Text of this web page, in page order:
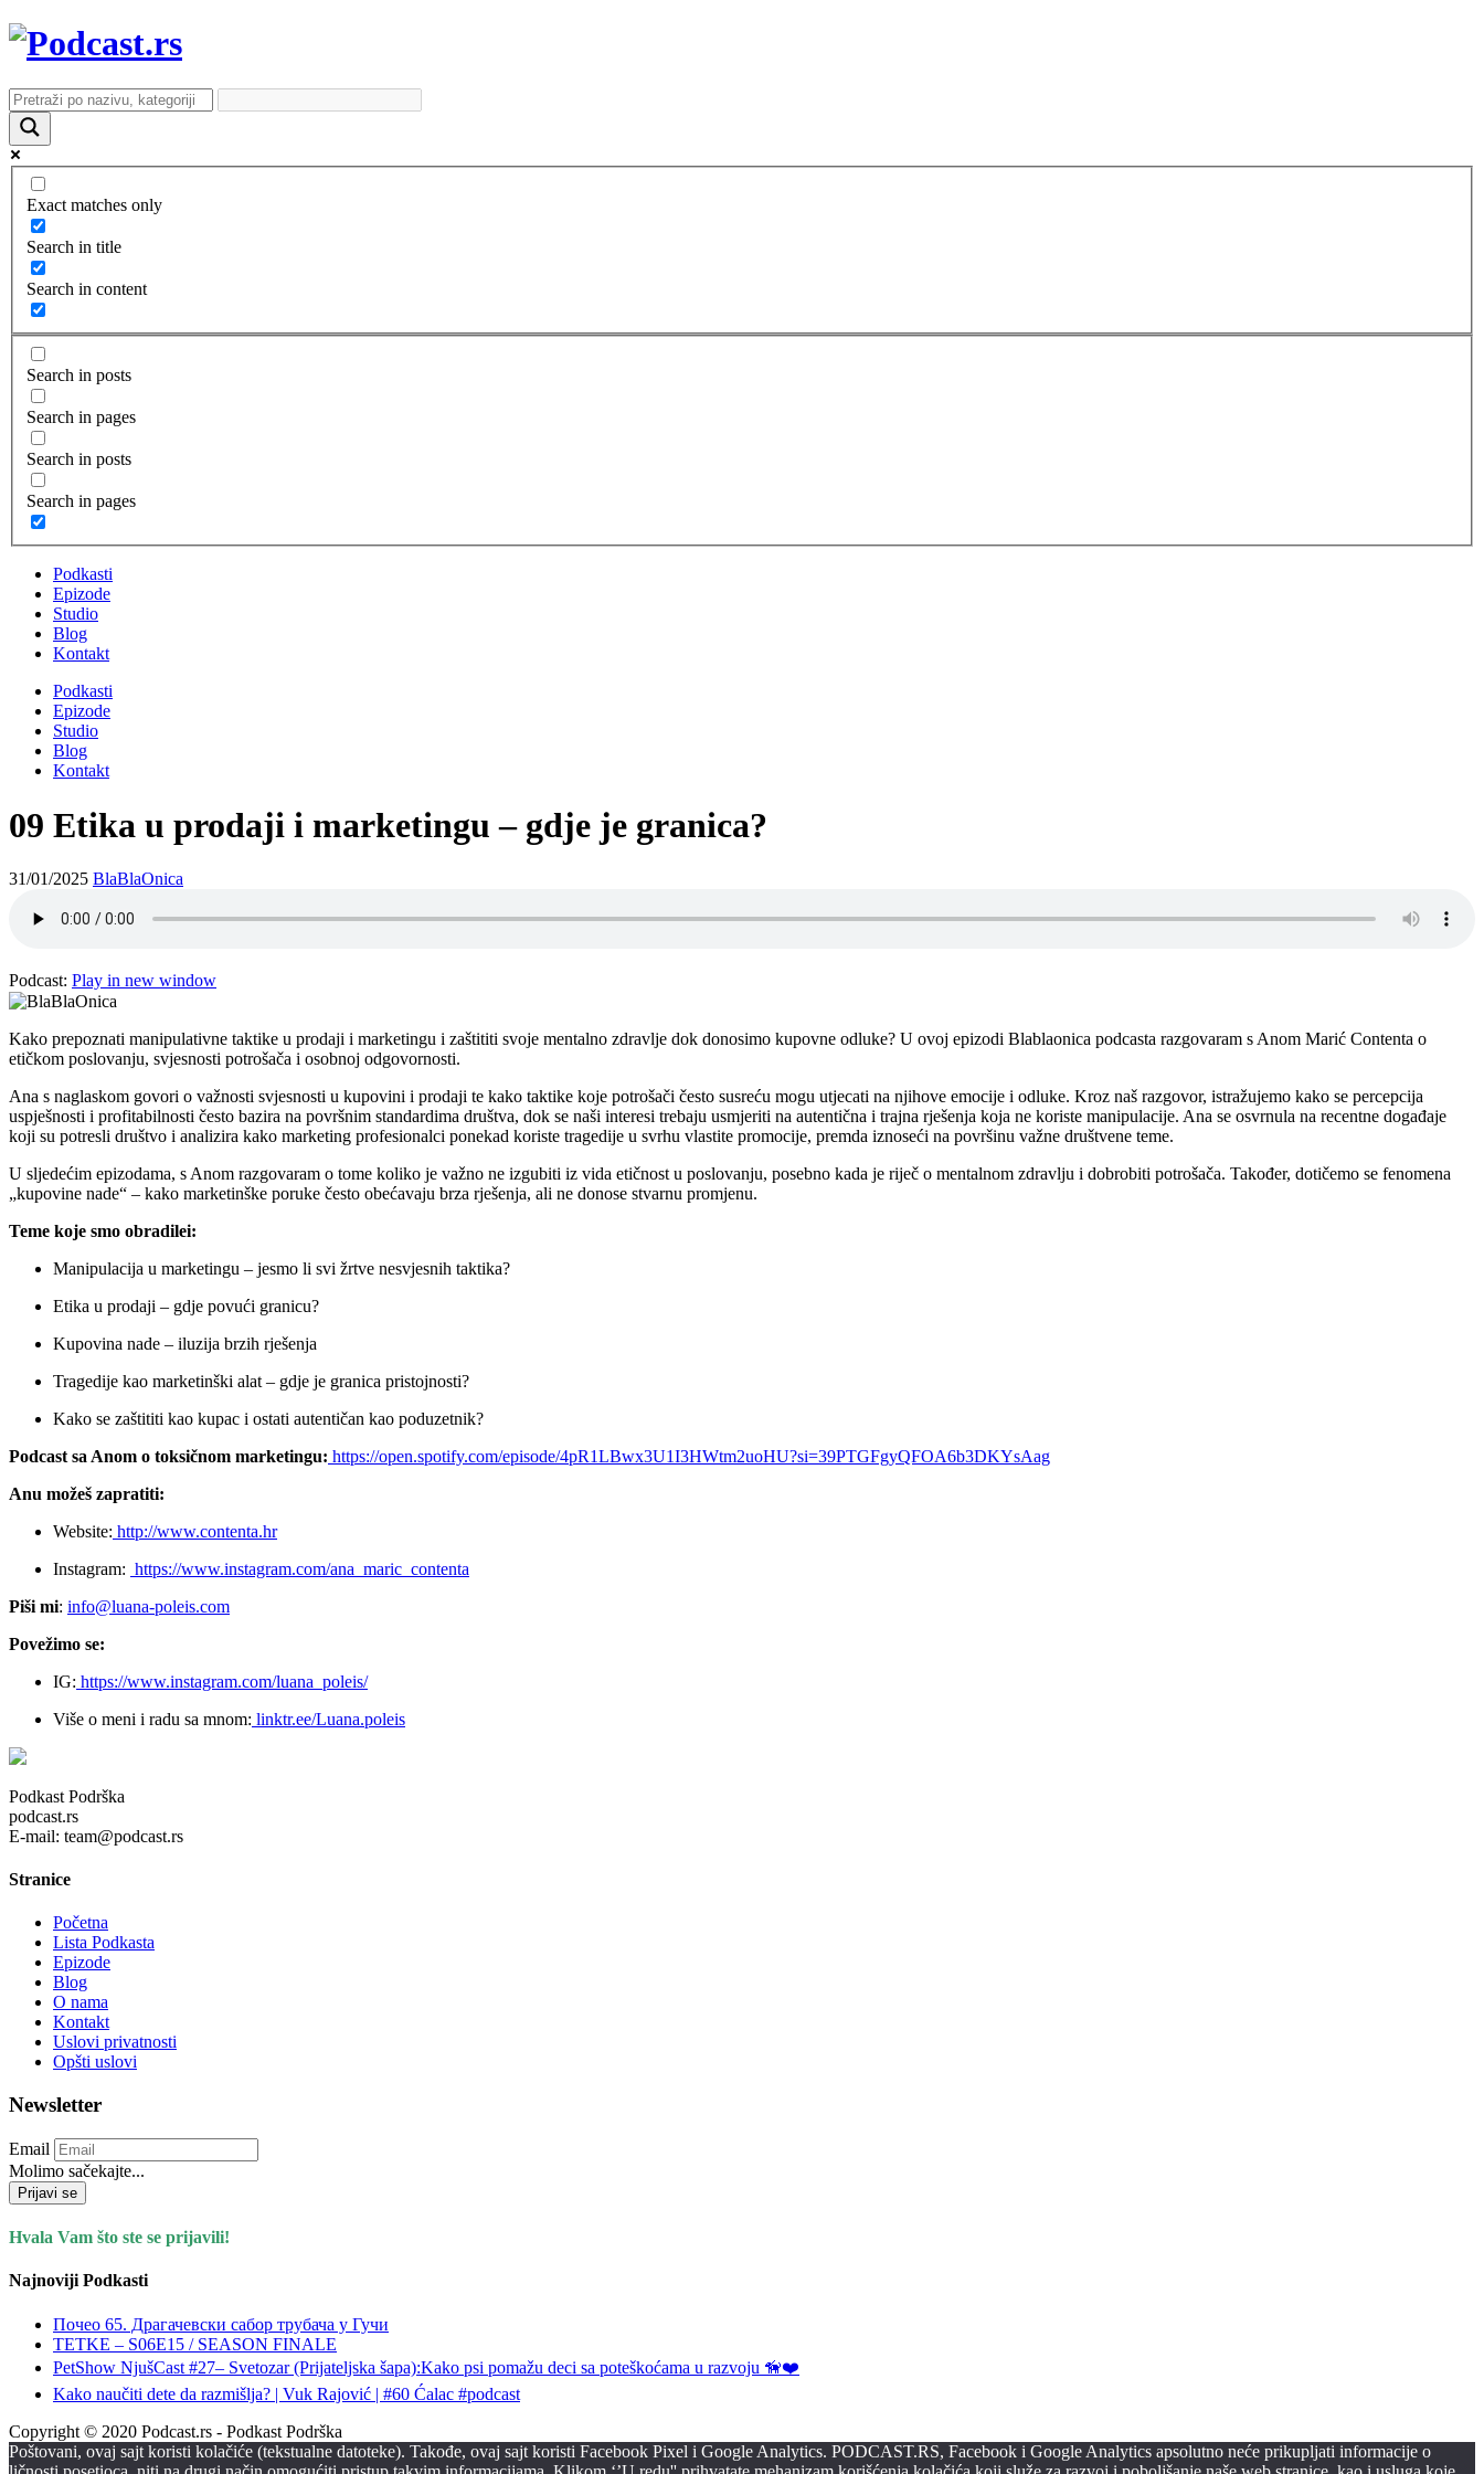
Exact matches only
Search in title
Search in content
Search in posts
Search in pages
Search in posts
Search in pages
Podkasti
Epizode
Studio
Blog
Kontakt
Podkasti
Epizode
Studio
Blog
Kontakt
09 Etika u prodaji i marketingu – gdje je granica?
31/01/2025 BlaBlaOnica
Podcast: Play in new window
Kako prepoznati manipulativne taktike u prodaji i marketingu i zaštititi svoje mentalno zdravlje dok donosimo kupovne odluke? U ovoj epizodi Blablaonica podcasta razgovaram s Anom Marić Contenta o
etičkom poslovanju, svjesnosti potrošača i osobnoj odgovornosti.
Ana s naglaskom govori o važnosti svjesnosti u kupovini i prodaji te kako taktike koje potrošači često susreću mogu utjecati na njihove emocije i odluke. Kroz naš razgovor, istražujemo kako se percepcija
uspješnosti i profitabilnosti često bazira na površnim standardima društva, dok se naši interesi trebaju usmjeriti na autentična i trajna rješenja koja ne koriste manipulacije. Ana se osvrnula na recentne događaje
koji su potresli društvo i analizira kako marketing profesionalci ponekad koriste tragedije u svrhu vlastite promocije, premda iznoseći na površinu važne društvene teme.
U sljedećim epizodama, s Anom razgovaram o tome koliko je važno ne izgubiti iz vida etičnost u poslovanju, posebno kada je riječ o mentalnom zdravlju i dobrobiti potrošača. Također, dotičemo se fenomena
„kupovine nade“ – kako marketinške poruke često obećavaju brza rješenja, ali ne donose stvarnu promjenu.
Teme koje smo obradilei:
Manipulacija u marketingu – jesmo li svi žrtve nesvjesnih taktika?
Etika u prodaji – gdje povući granicu?
Kupovina nade – iluzija brzih rješenja
Tragedije kao marketinški alat – gdje je granica pristojnosti?
Kako se zaštititi kao kupac i ostati autentičan kao poduzetnik?
Podcast sa Anom o toksičnom marketingu: https://open.spotify.com/episode/4pR1LBwx3U1I3HWtm2uoHU?si=39PTGFgyQFOA6b3DKYsAag
Anu možeš zapratiti:
Website: http://www.contenta.hr
Instagram: https://www.instagram.com/ana_maric_contenta
Piši mi: info@luana-poleis.com
Povežimo se:
IG: https://www.instagram.com/luana_poleis/
Više o meni i radu sa mnom: linktr.ee/Luana.poleis
Podkast Podrška
podcast.rs
E-mail: team@podcast.rs
Stranice
Početna
Lista Podkasta
Epizode
Blog
O nama
Kontakt
Uslovi privatnosti
Opšti uslovi
Newsletter
Email
Molimo sačekajte...
Prijavi se
Hvala Vam što ste se prijavili!
Najnoviji Podkasti
Почео 65. Драгачевски сабор трубача у Гучи
TETKE – S06E15 / SEASON FINALE
PetShow NjušCast #27– Svetozar (Prijateljska šapa):Kako psi pomažu deci sa poteškoćama u razvoju 🦮❤️
Kako naučiti dete da razmišlja? | Vuk Rajović | #60 Ćalac #podcast
Copyright © 2020 Podcast.rs - Podkast Podrška
Poštovani, ovaj sajt koristi kolačiće (tekstualne datoteke). Takođe, ovaj sajt koristi Facebook Pixel i Google Analytics. PODCAST.RS, Facebook i Google Analytics apsolutno neće prikupljati informacije o